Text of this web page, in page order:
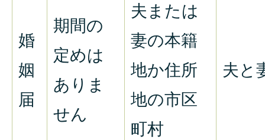
婚
姻
届
期間の
定めは
ありま
せん
夫または
妻の本籍
地か住所
地の市区
町村
夫と